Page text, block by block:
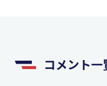
コメント一